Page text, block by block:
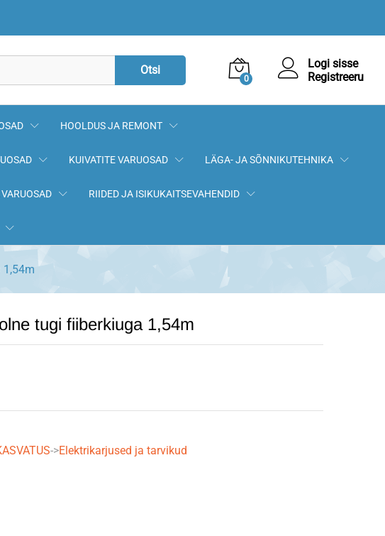
Otsi
0
Logi sisse
Registreeru
HOOLDUS JA REMONT
KUIVATITE VARUOSAD LÄGA- JA SÕNNIKUTEHNIKA
RIIDED JA ISIKUKAITSEVAHENDID
tugi fiiberkiuga 1,54m
->Elektrikarjused ja tarvikud